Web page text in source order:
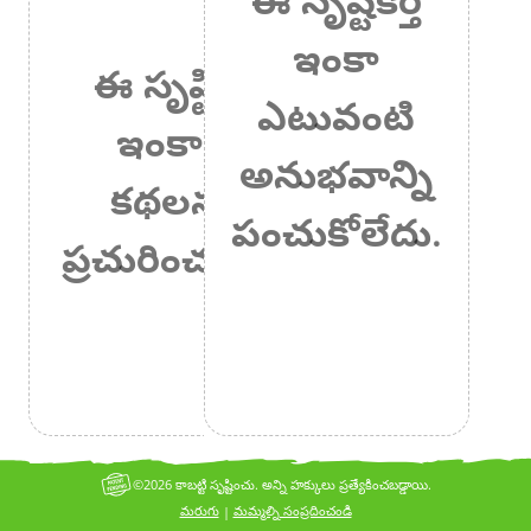
ఈ సృష్టికర్త
ఇంకా ఏ
కథలనూ
ప్రచురించలేదు.
ఇంకా
ఎటువంటి
అనుభవాన్ని
పంచుకోలేదు.
మరుగు| మమ్మల్ని సంప్రదించండి
©2026 కాబట్టి సృష్టించు. అన్ని హక్కులు ప్రత్యేకించబడ్డాయి.